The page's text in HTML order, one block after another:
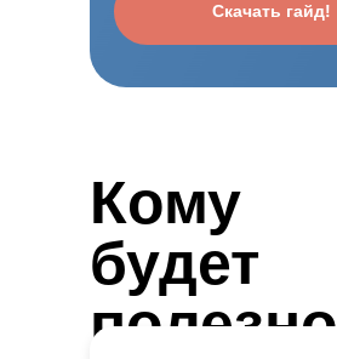
Скачать гайд!
Кому
будет
полезно